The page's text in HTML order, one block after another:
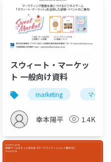
ィング 研修 ビジネ
スウィート・マーケッ
ト 一般向け資料
marketing マーケ
幸本陽平 1.4K